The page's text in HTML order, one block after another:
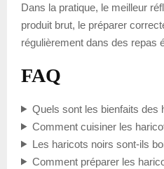
Dans la pratique, le meilleur
produit brut, le préparer
régulièrement dans des repas
FAQ
Quels sont les bienfaits des
Comment cuisiner les
Les haricots noirs sont-ils
Comment préparer les